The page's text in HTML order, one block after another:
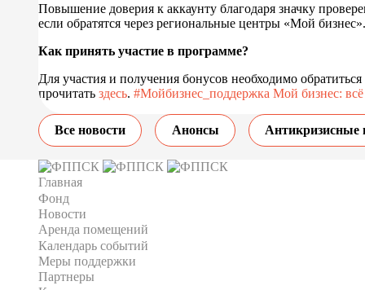
Повышение доверия к аккаунту благодаря значку
если обратятся через региональные центры «Мой бизнес».
Как принять участие в программе?
Для участия и получения бонусов необходимо
прочитатьздесь.#Мойбизнес_поддержка Мой бизнес: всё
Все новости Анонсы Антикризисные
Главная
Фонд
Новости
Аренда помещений
Календарь событий
Меры поддержки
Партнеры